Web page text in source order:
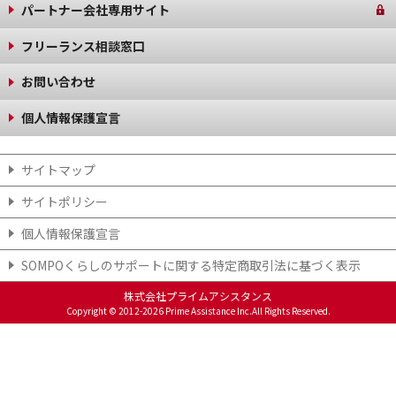
パートナー会社専用サイト
フリーランス相談窓口
お問い合わせ
個人情報保護宣言
サイトマップ
サイトポリシー
個人情報保護宣言
SOMPOくらしのサポート​に関する特定商取引法に基づく表示​
株式会社プライムアシスタンス
Copyright © 2012-2026 Prime Assistance Inc.All Rights Reserved.